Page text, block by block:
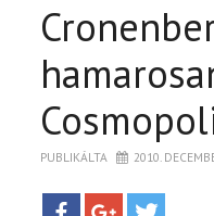
TRAILER
KRITIKA
BOXOFFICE
TOP10
PUBLIKÁLTA 2010.